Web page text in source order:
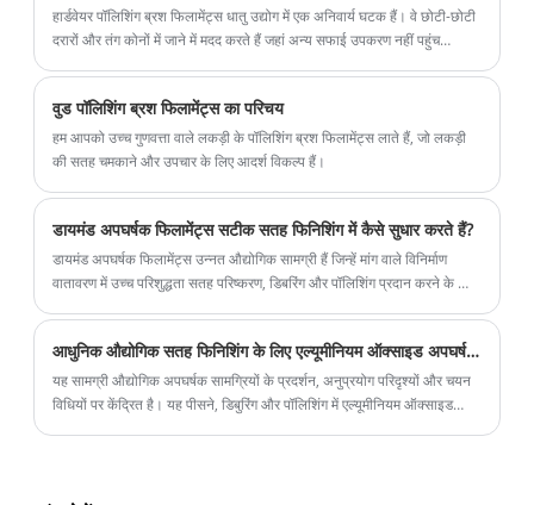
हार्डवेयर पॉलिशिंग ब्रश फिलामेंट्स धातु उद्योग में एक अनिवार्य घटक हैं। वे छोटी-छोटी
दरारों और तंग कोनों में जाने में मदद करते हैं जहां अन्य सफाई उपकरण नहीं पहुंच
वुड पॉलिशिंग ब्रश फिलामेंट्स का परिचय
हम आपको उच्च गुणवत्ता वाले लकड़ी के पॉलिशिंग ब्रश फिलामेंट्स लाते हैं, जो लकड़ी
की सतह चमकाने और उपचार के लिए आदर्श विकल्प हैं।
डायमंड अपघर्षक फिलामेंट्स सटीक सतह फिनिशिंग में कैसे सुधार करते हैं?
डायमंड अपघर्षक फिलामेंट्स उन्नत औद्योगिक सामग्री हैं जिन्हें मांग वाले विनिर्माण
वातावरण में उच्च परिशुद्धता सतह परिष्करण, डिबरिंग और पॉलिशिंग प्रदान करने के लिए
नुकसान पहुंचाए बिना लगातार घर्षण प्राप्त करने की अनुमति मिलती है। एयरोस्पेस,
ऑटोमोटिव, इलेक्ट्रॉनिक्स, मोल्ड निर्माण और सटीक मशीनिंग जैसे उद्योग असंगत
डिबरिंग, टूल घिसाव और अकुशल परिष्करण चक्र जैसी चुनौतियों को हल करने के लिए
आधुनिक औद्योगिक सतह फिनिशिंग के लिए एल्यूमीनियम ऑक्साइड अपघर्षक फिलामेंट्स क्यों आवश्यक हैं?
यह सामग्री औद्योगिक अपघर्षक सामग्रियों के प्रदर्शन, अनुप्रयोग परिदृश्यों और चयन
विधियों पर केंद्रित है। यह पीसने, डिबुरिंग और पॉलिशिंग में एल्यूमीनियम ऑक्साइड